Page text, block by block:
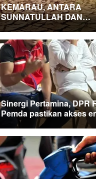
KEMARAU, ANTARA
SUNNATULLAH DAN
MUHASABAH
Sinergi Pertamina, DPR
Pemda pastikan akses
Teluk Bintuni